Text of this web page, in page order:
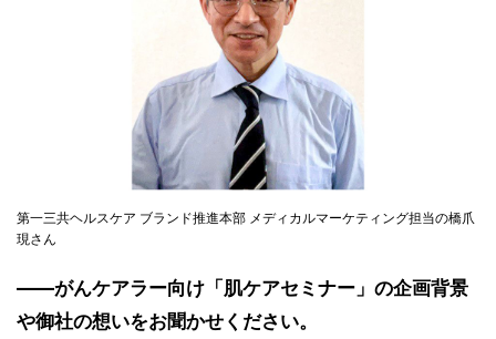
第一三共ヘルスケア ブランド推進本部 メディカルマーケティング担当の橋爪
現さん
――がんケアラー向け「肌ケアセミナー」の企画背景
や御社の想いをお聞かせください。